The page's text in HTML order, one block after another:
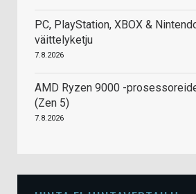
PC, PlayStation, XBOX &
väittelyketju
7.8.2026
AMD Ryzen 9000 -
(Zen 5)
7.8.2026